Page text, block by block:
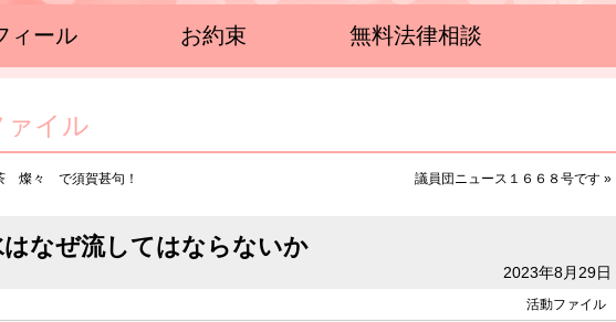
ィール お約束 無料法律相談
ァイル
燦々 で須賀甚句！ 議員団ニュース１６６８号です »
はなぜ流してはならないか
2023年8月29日
活動ファイル